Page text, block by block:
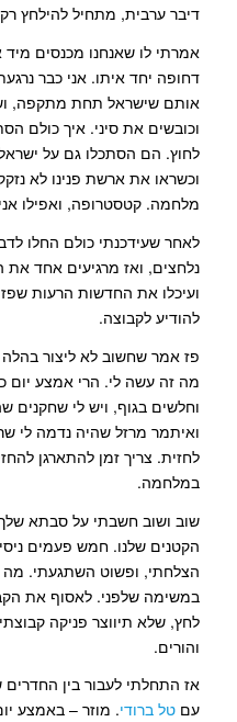
דיבר ערבית, מתחיל להילחץ
אמרתי לו שאנחנו מכנסים
דחופה יחד איתו. אני כבר
אותם שישראל תחת מתקפה,
וכובשים את סיני. איך כולם
לחוץ. הם הסתכלו גם על
וכשראו את ארשת פנינו לא
מלחמה. קטסטרופה, ואפילו
לאחר שעידכנתי כולם החלו
נלחצים, ואז מרגיעים אחד את
ועיכלו את החדשות הרעות שפז
להודיע לקבוצה.
פז אמר שחשוב לא ליצור
מה זה עשה לי. הרי אמצע יום
וחלשים בגוף, ויש לי שחקנים
ואיתמר מרזל שהיה נדמה לי
לחזית. צריך זמן להתארגן
במלחמה.
שוב ושוב חשבתי על סבתא
הקטנים שלנו. חמש פעמים
הצלחתי, ופשוט השתגעתי.
במשימה שלפני. לאסוף את
לחץ, שלא תיווצר פניקה
והורים.
אז התחלתי לעבור בין
עם טל ברודי. מוזר – באמצע